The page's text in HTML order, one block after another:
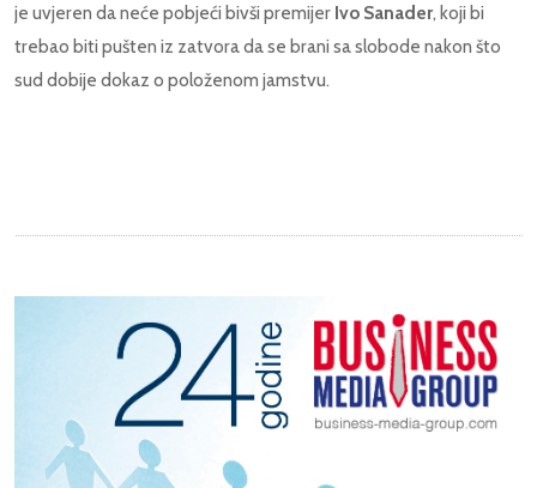
je uvjeren da neće pobjeći bivši premijer Ivo Sanader, koji bi
trebao biti pušten iz zatvora da se brani sa slobode nakon što
sud dobije dokaz o položenom jamstvu.